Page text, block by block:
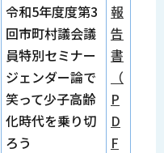
令和5年度度第3
回市町村議会議
員特別セミナー
ジェンダー論で
笑って少子高齢
化時代を乗り切
ろう
報
告
書
（
P
D
F